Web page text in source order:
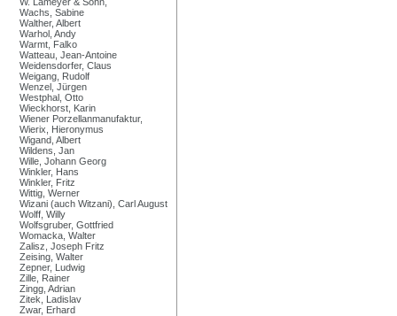
Wachs, Sabine
Walther, Albert
Warhol, Andy
Warmt, Falko
Watteau, Jean-Antoine
Weidensdorfer, Claus
Weigang, Rudolf
Wenzel, Jürgen
Westphal, Otto
Wieckhorst, Karin
Wiener Porzellanmanufaktur,
Wierix, Hieronymus
Wigand, Albert
Wildens, Jan
Wille, Johann Georg
Winkler, Hans
Winkler, Fritz
Wittig, Werner
Wizani (auch Witzani), Carl August
Wolff, Willy
Wolfsgruber, Gottfried
Womacka, Walter
Zalisz, Joseph Fritz
Zeising, Walter
Zepner, Ludwig
Zille, Rainer
Zingg, Adrian
Zitek, Ladislav
Zwar, Erhard